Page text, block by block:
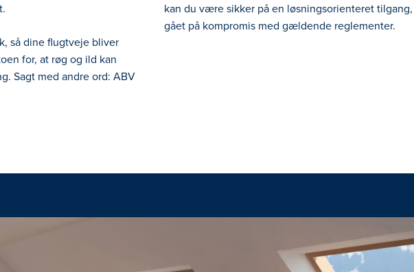
så dine flugtveje bliver
for, at røg og ild kan
Sagt med andre ord: ABV
kan du være sikker på en løsningsorienteret
gået på kompromis med gældende reglementer.